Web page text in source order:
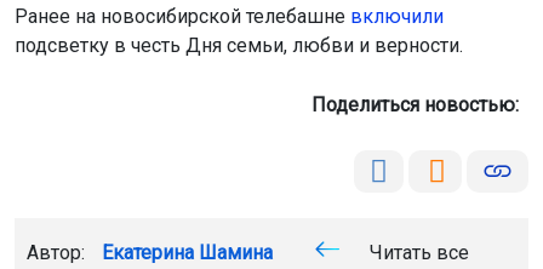
Ранее на новосибирской телебашне включили
подсветку в честь Дня семьи, любви и верности.
Поделиться новостью:
Автор: Екатерина Шамина
Читать все